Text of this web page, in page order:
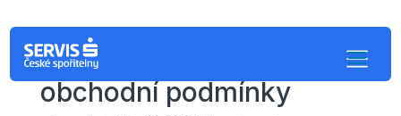
Akční úvěr – Všeobecné
obchodní podmínky